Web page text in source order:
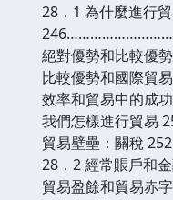
28．1 為什麼進行
絕對優勢和比較
比較優勢和國際
效率和貿易中的
我們怎樣進行貿
貿易壁壘：關稅
28．2 經常賬戶
貿易盈餘和貿易